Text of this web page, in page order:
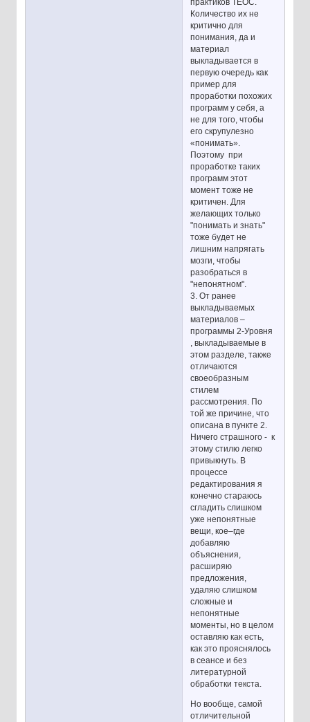
практиков ТЕОС.
Количество их не
критично для
понимания, да и
материал
выкладывается в
первую очередь как
пример для
проработки похожих
программ у себя, а
не для того, чтобы
его скрупулезно
«понимать».
Поэтому при
проработке таких
программ этот
момент тоже не
критичен. Для
желающих только
"понимать и знать"
тоже будет не
лишним напрягать
мозги, чтобы
разобраться в
"непонятном".
3. От ранее
выкладываемых
материалов –
программы 2-Уровня
, выкладываемые в
этом разделе, также
отличаются
своеобразным
стилем
рассмотрения. По
той же причине, что
описана в пункте 2.
Ничего страшного - к
этому стилю легко
привыкнуть. В
процессе
редактирования я
конечно стараюсь
сгладить слишком
уже непонятные
вещи, кое–где
добавляю
объяснения,
расширяю
предложения,
удаляю слишком
сложные и
непонятные
моменты, но в целом
оставляю как есть,
как это прояснялось
в сеансе и без
литературной
обработки текста.
Но вообще, самой
отличительной